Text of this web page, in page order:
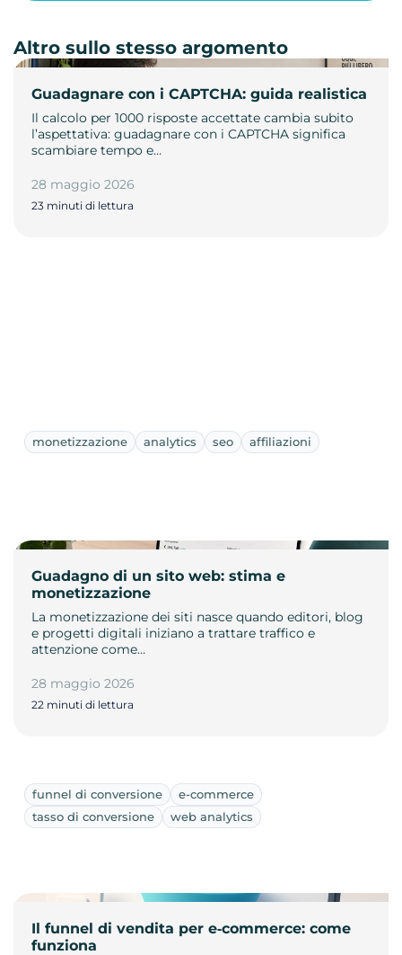
Guadagnare con i CAPTCHA: guida realistica
Il calcolo per 1000 risposte accettate cambia subito
l’aspettativa: guadagnare con i CAPTCHA significa
scambiare tempo e…
28 maggio 2026
23 minuti di lettura
Altro sullo stesso argomento
monetizzazione analytics seo affiliazioni
Guadagno di un sito web: stima e
monetizzazione
La monetizzazione dei siti nasce quando editori, blog
e progetti digitali iniziano a trattare traffico e
attenzione come…
28 maggio 2026
22 minuti di lettura
funnel di conversione
e-commerce
tasso di conversione
web analytics
Il funnel di vendita per e‑commerce: come
funziona